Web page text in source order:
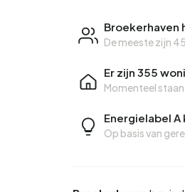
Broekerhaven
De meeste zijn
Er zijn 355
Momenteel
Energielabel
Op basis van